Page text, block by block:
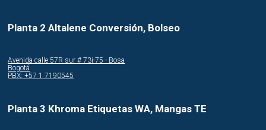
Planta 2 Altalene Conversión, Bolseo
Avenida calle 57R sur # 73i-75 - Bosa
Bogotá
PBX: +57 1 7190545
Planta 3 Khroma Etiquetas WA, Mangas TE